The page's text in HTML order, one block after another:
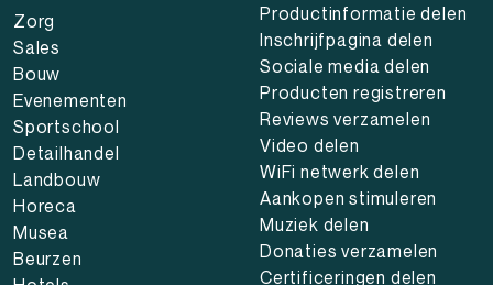
Zorg
Sales
Bouw
Evenementen
Sportschool
Detailhandel
Landbouw
Horeca
Musea
Beurzen
Productinformatie delen
Inschrijfpagina delen
Sociale media delen
Producten registreren
Reviews verzamelen
Video delen
WiFi netwerk delen
Aankopen stimuleren
Muziek delen
Donaties verzamelen
Certificeringen delen